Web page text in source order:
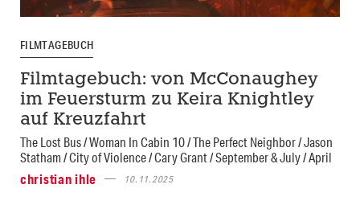
FILMTAGEBUCH
Filmtagebuch: von McConaughey
im Feuersturm zu Keira Knightley
auf Kreuzfahrt
The Lost Bus / Woman In Cabin 10 / The Perfect Neighbor / Jason
Statham / City of Violence / Cary Grant / September & July / April
christian ihle
10.11.2025